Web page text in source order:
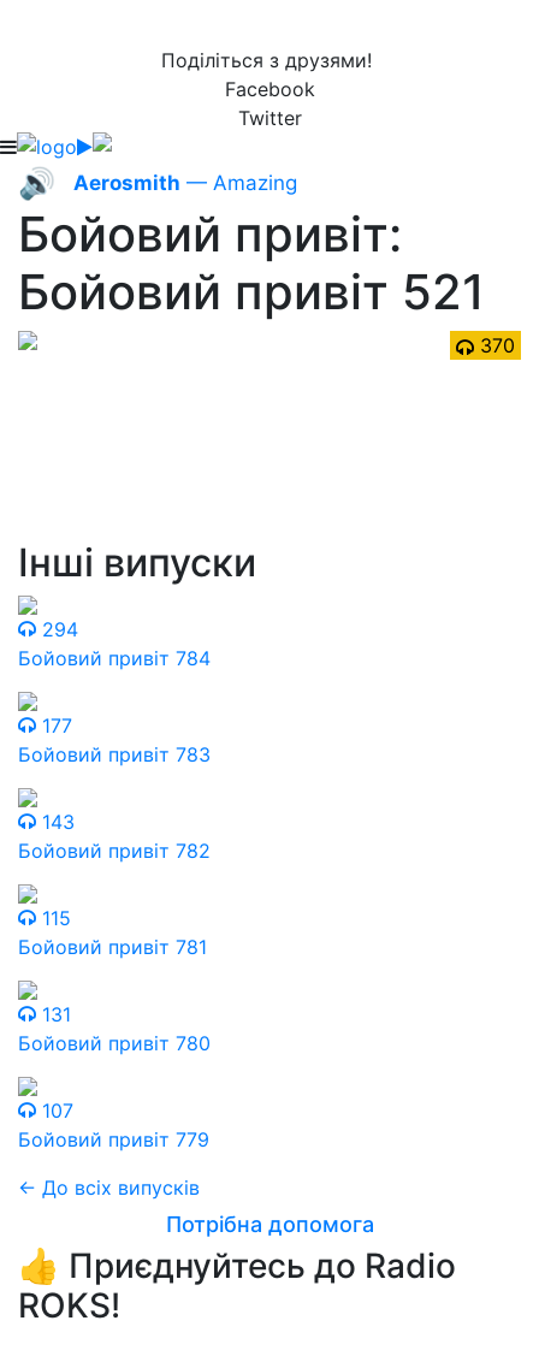
Поділіться з друзями!
Facebook
Twitter
🔊 Aerosmith — Amazing
Бойовий привіт:
Бойовий привіт 521
370
Інші випуски
294
Бойовий привіт 784
177
Бойовий привіт 783
143
Бойовий привіт 782
115
Бойовий привіт 781
131
Бойовий привіт 780
107
Бойовий привіт 779
← До всіх випусків
Потрібна допомога
👍 Приєднуйтесь до Radio
ROKS!